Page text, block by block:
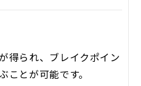
得られ、ブレイクポイン
ことが可能です。